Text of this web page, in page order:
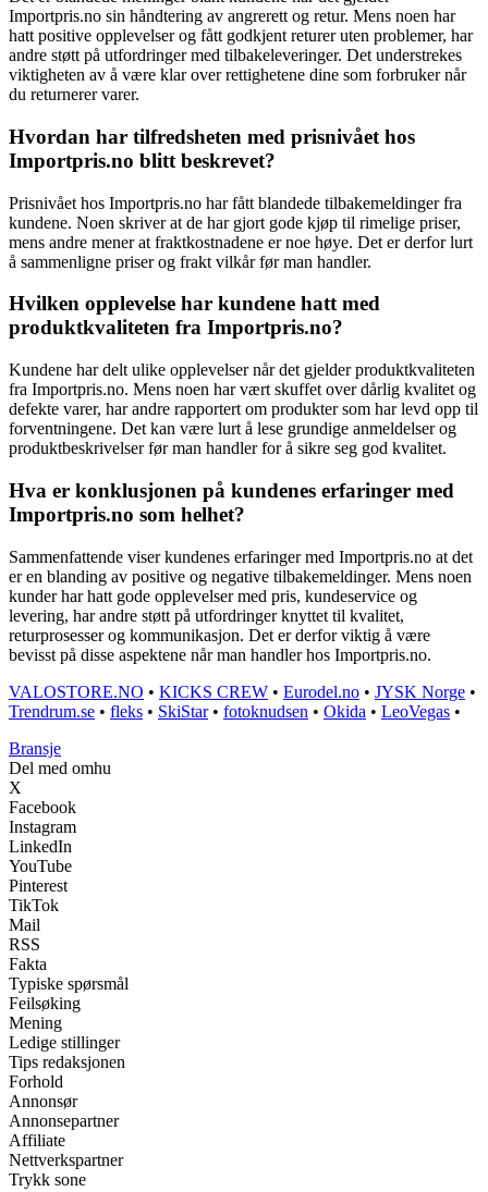
Importpris.no sin håndtering av angrerett og retur. Mens noen har
hatt positive opplevelser og fått godkjent returer uten problemer, har
andre støtt på utfordringer med tilbakeleveringer. Det understrekes
viktigheten av å være klar over rettighetene dine som forbruker når
du returnerer varer.
Hvordan har tilfredsheten med prisnivået hos
Importpris.no blitt beskrevet?
Prisnivået hos Importpris.no har fått blandede tilbakemeldinger fra
kundene. Noen skriver at de har gjort gode kjøp til rimelige priser,
mens andre mener at fraktkostnadene er noe høye. Det er derfor lurt
å sammenligne priser og frakt vilkår før man handler.
Hvilken opplevelse har kundene hatt med
produktkvaliteten fra Importpris.no?
Kundene har delt ulike opplevelser når det gjelder produktkvaliteten
fra Importpris.no. Mens noen har vært skuffet over dårlig kvalitet og
defekte varer, har andre rapportert om produkter som har levd opp til
forventningene. Det kan være lurt å lese grundige anmeldelser og
produktbeskrivelser før man handler for å sikre seg god kvalitet.
Hva er konklusjonen på kundenes erfaringer med
Importpris.no som helhet?
Sammenfattende viser kundenes erfaringer med Importpris.no at det
er en blanding av positive og negative tilbakemeldinger. Mens noen
kunder har hatt gode opplevelser med pris, kundeservice og
levering, har andre støtt på utfordringer knyttet til kvalitet,
returprosesser og kommunikasjon. Det er derfor viktig å være
bevisst på disse aspektene når man handler hos Importpris.no.
VALOSTORE.NO • KICKS CREW • Eurodel.no • JYSK Norge •
Trendrum.se • fleks • SkiStar• fotoknudsen • Okida • LeoVegas •
Bransje
Del med omhu
X
Facebook
Instagram
LinkedIn
YouTube
Pinterest
TikTok
Mail
RSS
Fakta
Typiske spørsmål
Feilsøking
Mening
Ledige stillinger
Tips redaksjonen
Forhold
Annonsør
Annonsepartner
Affiliate
Nettverkspartner
Trykk sone